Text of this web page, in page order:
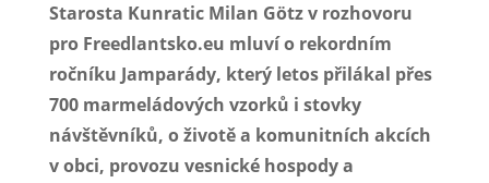
Starosta Kunratic Milan Götz v rozhovoru
pro Freedlantsko.eu mluví o rekordním
ročníku Jamparády, který letos přilákal přes
700 marmeládových vzorků i stovky
návštěvníků, o životě a komunitních akcích
v obci, provozu vesnické hospody a